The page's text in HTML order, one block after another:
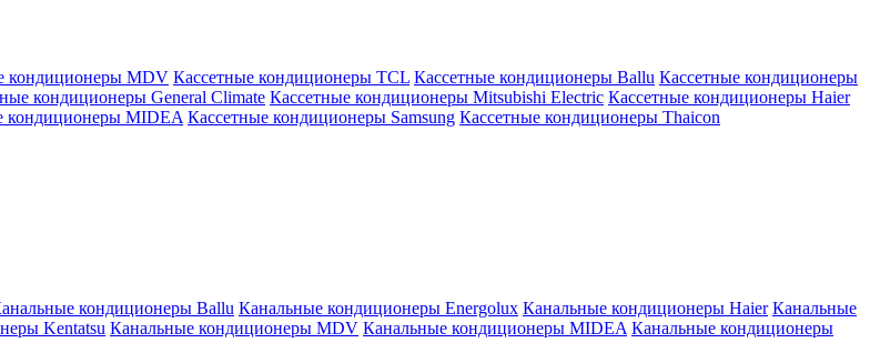
кондиционеры MDV Кассетные кондиционеры TCL Кассетные кондиционеры Ballu Кассетные кондиционеры
кондиционеры General Climate Кассетные кондиционеры Mitsubishi Electric Кассетные кондиционеры Haier
кондиционеры MIDEA Кассетные кондиционеры Samsung Кассетные кондиционеры Thaicon
кондиционеры Ballu Канальные кондиционеры Energolux Канальные кондиционеры Haier Канальные
Kentatsu Канальные кондиционеры MDV Канальные кондиционеры MIDEA Канальные кондиционеры